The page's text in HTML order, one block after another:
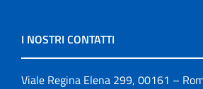
I NOSTRI CONTATTI
Viale Regina Elena 299, 00161 –